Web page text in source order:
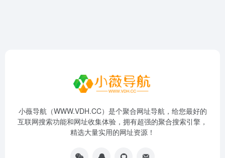
小薇导航（WWW.VDH.CC）是个聚合网址导航，给您最好的
互联网搜索功能和网址收集体验，拥有超强的聚合搜索引擎，
精选大量实用的网址资源！